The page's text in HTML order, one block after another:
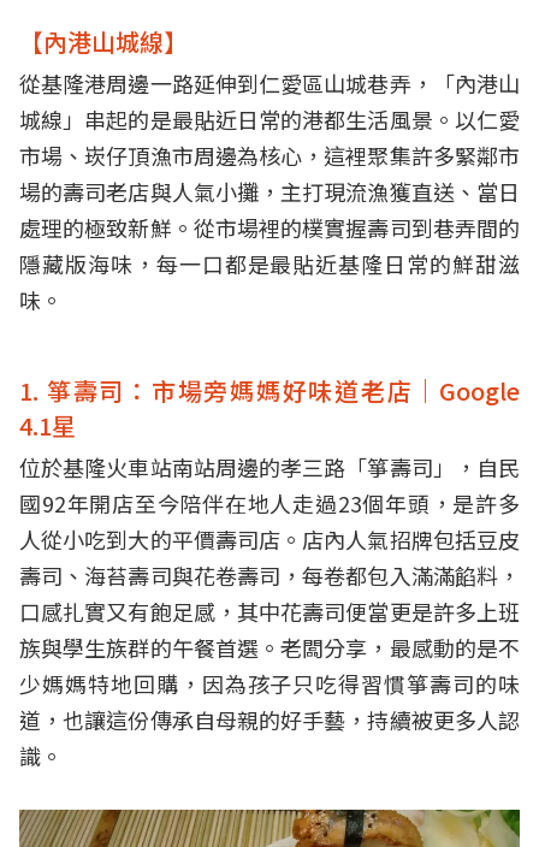
星
【港灣海風線】
19.藏漁殿：崁仔頂現流仔海味上桌|Google 4.7星
20.長榮桂冠酒店（基隆）：坐擁無敵海景的星級壽
司盛宴｜Google 4.2星
21.昊壽司：熟成魚職人系日料店|Google 4.8星
22.林桑壽司：八尺門劇迷朝聖名店｜Google 4.1星
24.岩倉日料：名古屋風味職人手藝｜Google 4.4星
【基金縱貫線】
25.佐藤お帰り－你回來了：日式家常系療癒食
堂|Google 4.9星
26.木野和風家庭料理：藏巷裡的溫暖和風食
堂|Google 4.2星
27.逸番亭：炙燒焦糖系居酒屋｜Google 4.8星
28.安鰭日式料理：市場系高CP值日料|Google 4.4
星
29.辰．鰭壽司：基金公路隱藏版日料｜Google 4.7
星
31.光壽司：創意系秒殺壽司捲｜Google 5.0星
【內港山城線】
從基隆港周邊一路延伸到仁愛區山城巷弄，「內港山
城線」串起的是最貼近日常的港都生活風景。以仁愛
市場、崁仔頂漁市周邊為核心，這裡聚集許多緊鄰市
場的壽司老店與人氣小攤，主打現流漁獲直送、當日
處理的極致新鮮。從市場裡的樸實握壽司到巷弄間的
隱藏版海味，每一口都是最貼近基隆日常的鮮甜滋
味。
1. 箏壽司：市場旁媽媽好味道老店｜Google
4.1星
位於基隆火車站南站周邊的孝三路「箏壽司」，自民
國92年開店至今陪伴在地人走過23個年頭，是許多
人從小吃到大的平價壽司店。店內人氣招牌包括豆皮
壽司、海苔壽司與花卷壽司，每卷都包入滿滿餡料，
口感扎實又有飽足感，其中花壽司便當更是許多上班
族與學生族群的午餐首選。老闆分享，最感動的是不
少媽媽特地回購，因為孩子只吃得習慣箏壽司的味
道，也讓這份傳承自母親的好手藝，持續被更多人認
識。